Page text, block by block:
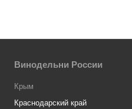
Винодельни России
Крым
Краснодарский край